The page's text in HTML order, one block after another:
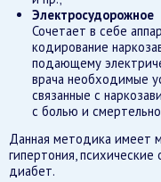
Электросудорожное
Сочетает в себе
кодирование
подающему
врача необходимые
связанные с
с болью и
Данная методика имеет
гипертония, психические
диабет.